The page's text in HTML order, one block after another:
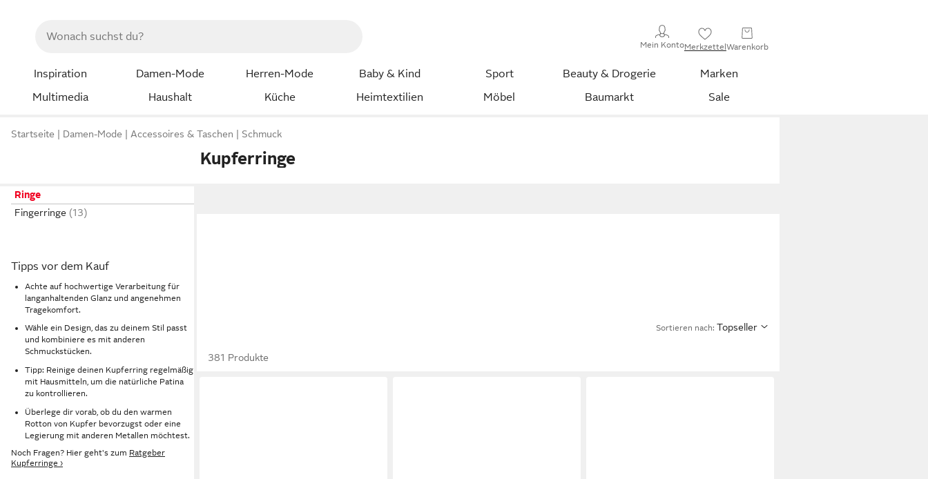
Mein KontoMerkzettelWarenkorb
Inspiration Damen-Mode Herren-Mode Baby & Kind Sport Beauty & Drogerie
Marken
Multimedia
Haushalt Küche Heimtextilien Möbel Baumarkt Sale
Startseite Damen-Mode Accessoires & Taschen Schmuck
Kupferringe
Ringe
Fingerringe
Tipps vor dem Kauf
Achte auf hochwertige Verarbeitung für
langanhaltenden Glanz und angenehmen
Tragekomfort.
Wähle ein Design, das zu deinem Stil passt
und kombiniere es mit anderen
Schmuckstücken.
Tipp: Reinige deinen Kupferring regelmäßig
mit Hausmitteln, um die natürliche Patina
zu kontrollieren.
Überlege dir vorab, ob du den warmen
Rotton von Kupfer bevorzugst oder eine
Legierung mit anderen Metallen möchtest.
Noch Fragen? Hier geht's zum Ratgeber
Kupferringe ›
Sortieren nach: Topseller
381 Produkte